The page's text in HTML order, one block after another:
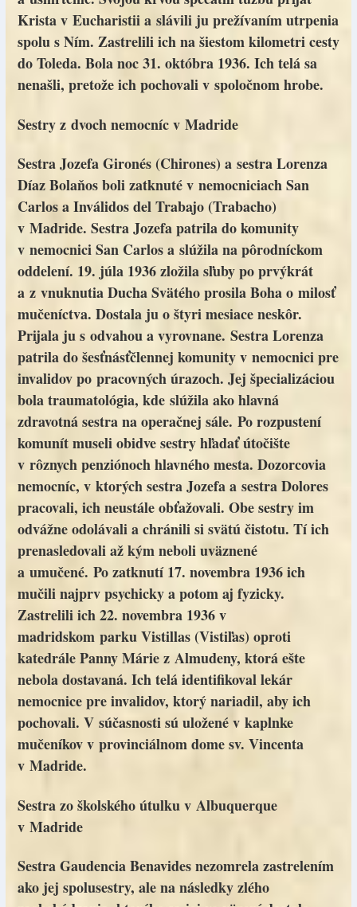
Krista v Eucharistii a slávili ju prežívaním utrpenia
spolu s Ním. Zastrelili ich na šiestom kilometri cesty
do Toleda. Bola noc 31. októbra 1936. Ich telá sa
nenašli, pretože ich pochovali v spoločnom hrobe.
Sestry z dvoch nemocníc v Madride
Sestra Jozefa Gironés (Chirones) a sestra Lorenza
Díaz Bolaňos boli zatknuté v nemocniciach San
Carlos a Inválidos del Trabajo (Trabacho)
v Madride. Sestra Jozefa patrila do komunity
v nemocnici San Carlos a slúžila na pôrodníckom
oddelení. 19. júla 1936 zložila sľuby po prvýkrát
a z vnuknutia Ducha Svätého prosila Boha o milosť
mučeníctva. Dostala ju o štyri mesiace neskôr.
Prijala ju s odvahou a vyrovnane. Sestra Lorenza
patrila do šesťnásťčlennej komunity v nemocnici pre
invalidov po pracovných úrazoch. Jej špecializáciou
bola traumatológia, kde slúžila ako hlavná
zdravotná sestra na operačnej sále. Po rozpustení
komunít museli obidve sestry hľadať útočište
v rôznych penziónoch hlavného mesta. Dozorcovia
nemocníc, v ktorých sestra Jozefa a sestra Dolores
pracovali, ich neustále obťažovali. Obe sestry im
odvážne odolávali a chránili si svätú čistotu. Tí ich
prenasledovali až kým neboli uväznené
a umučené. Po zatknutí 17. novembra 1936 ich
mučili najprv psychicky a potom aj fyzicky.
Zastrelili ich 22. novembra 1936 v
madridskom parku Vistillas (Vistiľas) oproti
katedrále Panny Márie z Almudeny, ktorá ešte
nebola dostavaná. Ich telá identifikoval lekár
nemocnice pre invalidov, ktorý nariadil, aby ich
pochovali. V súčasnosti sú uložené v kaplnke
mučeníkov v provinciálnom dome sv. Vincenta
v Madride.
Sestra zo školského útulku v Albuquerque
v Madride
Sestra Gaudencia Benavides nezomrela zastrelením
ako jej spolusestry, ale na následky zlého